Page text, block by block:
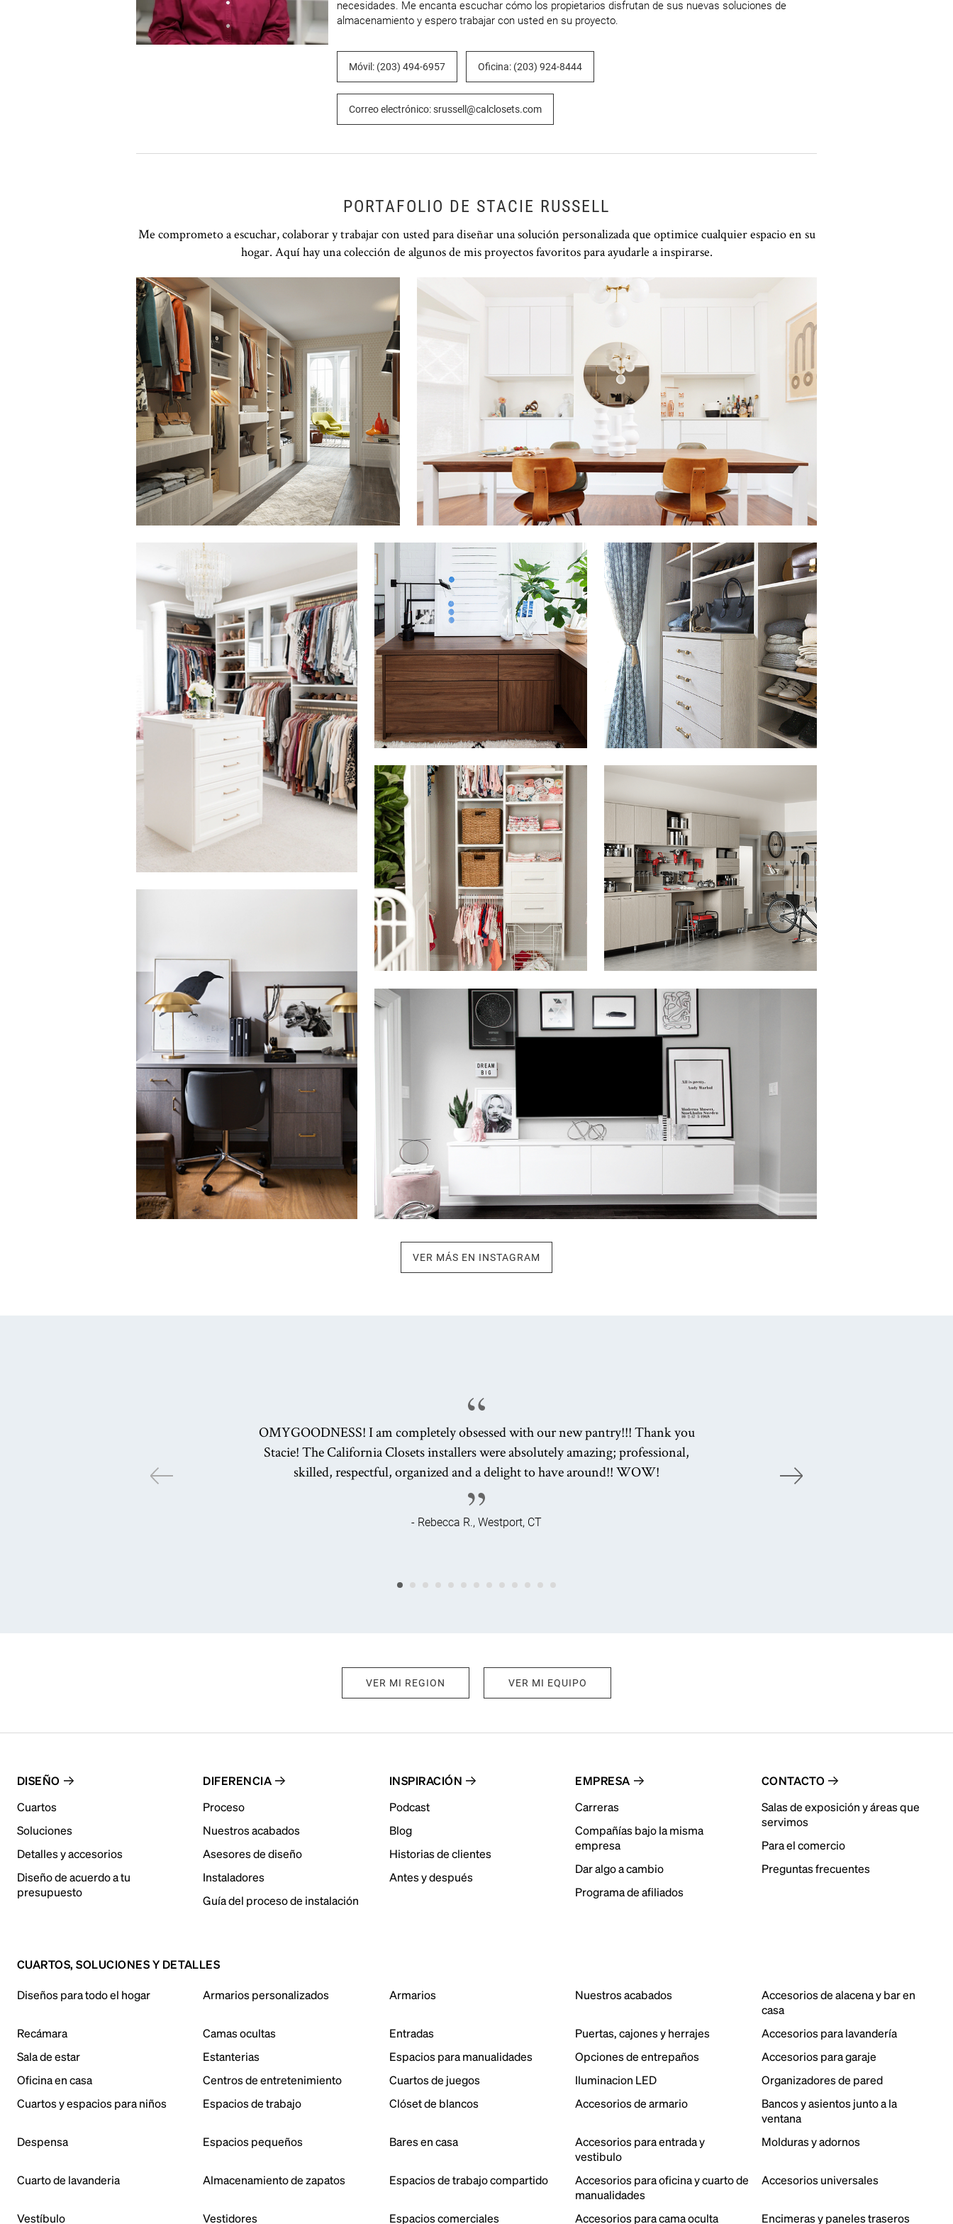
necesidades. Me encanta escuchar cómo los propietarios disfrutan de sus nuevas soluciones de
almacenamiento y espero trabajar con usted en su proyecto.
Móvil: (203) 494-6957 Oficina: (203) 924-8444
Correo electrónico: srussell@calclosets.com
PORTAFOLIO DE STACIE RUSSELL
Me comprometo a escuchar, colaborar y trabajar con usted para diseñar una solución personalizada que optimice cualquier espacio en su
hogar. Aquí hay una colección de algunos de mis proyectos favoritos para ayudarle a inspirarse.
Haga clic para ver la presentación
Haga clic para ver la presentación Haga clic para ver la presentación Haga clic para ver la presentación
Haga clic para ver la presentación
Haga clic para ver la presentación
VER MÁS EN INSTAGRAM
OMYGOODNESS! I am completely obsessed with our new pantry!!! Thank you
Stacie! The California Closets installers were absolutely amazing; professional,
skilled, respectful, organized and a delight to have around!! WOW!
- Rebecca R., Westport, CT
VER MI REGION VER MI EQUIPO
DISEÑO
Cuartos
Soluciones
Detalles y accesorios
Diseño de acuerdo a tu
presupuesto
DIFERENCIA
Proceso
Nuestros acabados
Asesores de diseño
Instaladores
Guía del proceso de instalación
INSPIRACIÓN
Podcast
Blog
Historias de clientes
Antes y después
EMPRESA
Carreras
Compañías bajo la misma
empresa
Dar algo a cambio
Programa de afiliados
CONTACTO
Salas de exposición y áreas que
servimos
Para el comercio
Preguntas frecuentes
CUARTOS, SOLUCIONES Y DETALLES
Diseños para todo el hogar Armarios personalizados Armarios Nuestros acabados
Accesorios de alacena y bar en
casa
Recámara
Camas ocultas Entradas Puertas, cajones y herrajes
Accesorios para lavandería
Sala de estar
Estanterias Espacios para manualidades Opciones de entrepaños
Accesorios para garaje
Oficina en casa
Centros de entretenimiento Cuartos de juegos Iluminacion LED
Organizadores de pared
Cuartos y espacios para niños
Espacios de trabajo Clóset de blancos Accesorios de armario
Bancos y asientos junto a la
ventana
Despensa
Espacios pequeños Bares en casa
Accesorios para entrada y
vestibulo
Molduras y adornos
Cuarto de lavanderia Almacenamiento de zapatos Espacios de trabajo compartido
Accesorios para oficina y cuarto de
manualidades
Accesorios universales
Vestíbulo Vestidores Espacios comerciales Accesorios para cama oculta Encimeras y paneles traseros